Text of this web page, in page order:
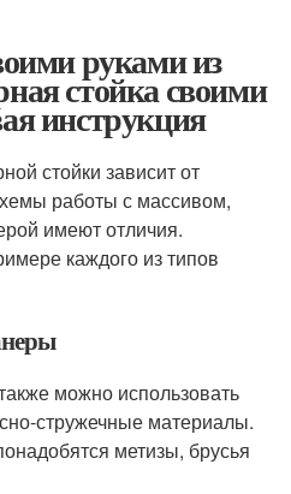
руками из
стойка своими
инструкция
стойки зависит от
работы с массивом,
имеют отличия.
каждого из типов
можно использовать
стружечные материалы.
метизы, брусья